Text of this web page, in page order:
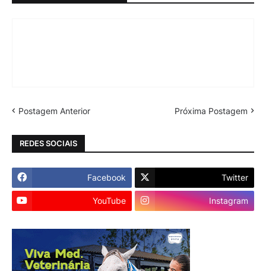
Postagem Anterior Próxima Postagem
REDES SOCIAIS
Facebook Twitter
YouTube Instagram